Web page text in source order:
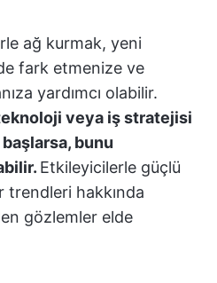
ağ kurmak, yeni
fark etmenize ve
yardımcı olabilir.
veya iş stratejisi
bunu
Etkileyicilerle güçlü
trendleri hakkında
gözlemler elde